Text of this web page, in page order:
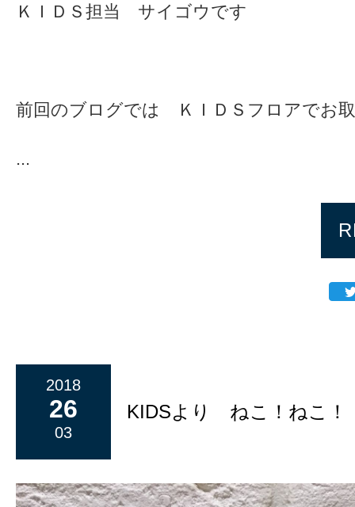
ＫＩＤＳ担当 サイゴウです
前回のブログでは ＫＩＤＳフロアでお
...
2018
26
03
KIDSより ねこ！ねこ！